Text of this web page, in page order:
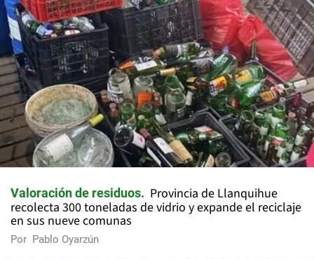
Valoración de residuos
Provincia de Llanquihue
recolecta 300 toneladas de vidrio y expande el reciclaje
en sus nueve comunas
Por Pablo Oyarzún